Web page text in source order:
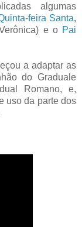
algumas
feira Santa,
e o Pai
a adaptar as
do Graduale
Romano, e,
uso da parte dos